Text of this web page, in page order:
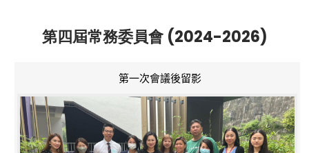
第四屆常務委員會 (2024-2026)
第一次會議後留影